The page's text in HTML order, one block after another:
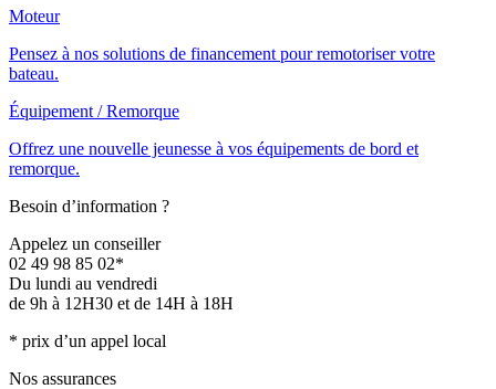
Moteur
Pensez à nos solutions de financement pour remotoriser votre
bateau.
Équipement / Remorque
Offrez une nouvelle jeunesse à vos équipements de bord et
remorque.
Besoin d’information ?
Appelez un conseiller
02 49 98 85 02*
Du lundi au vendredi
de 9h à 12H30 et de 14H à 18H
* prix d’un appel local
Nos assurances